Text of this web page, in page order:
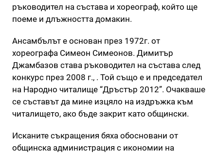
ръководител на състава и хореограф, който ще
поеме и длъжността домакин.
Ансамбълът е основан през 1972г. от
хореографа Симеон Симеонов. Димитър
Джамбазов става ръководител на състава след
конкурс през 2008 г., . Той също е и председател
на Народно читалище “Дръстър 2012”. Очакваше
се съставът да мине изцяло на издръжка към
читалището, ако бъде закрит като общински.
Исканите съкращения бяха обосновани от
общинска администрация с икономии на